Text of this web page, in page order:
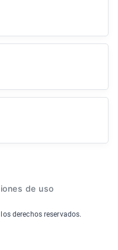
de uso
los derechos reservados.